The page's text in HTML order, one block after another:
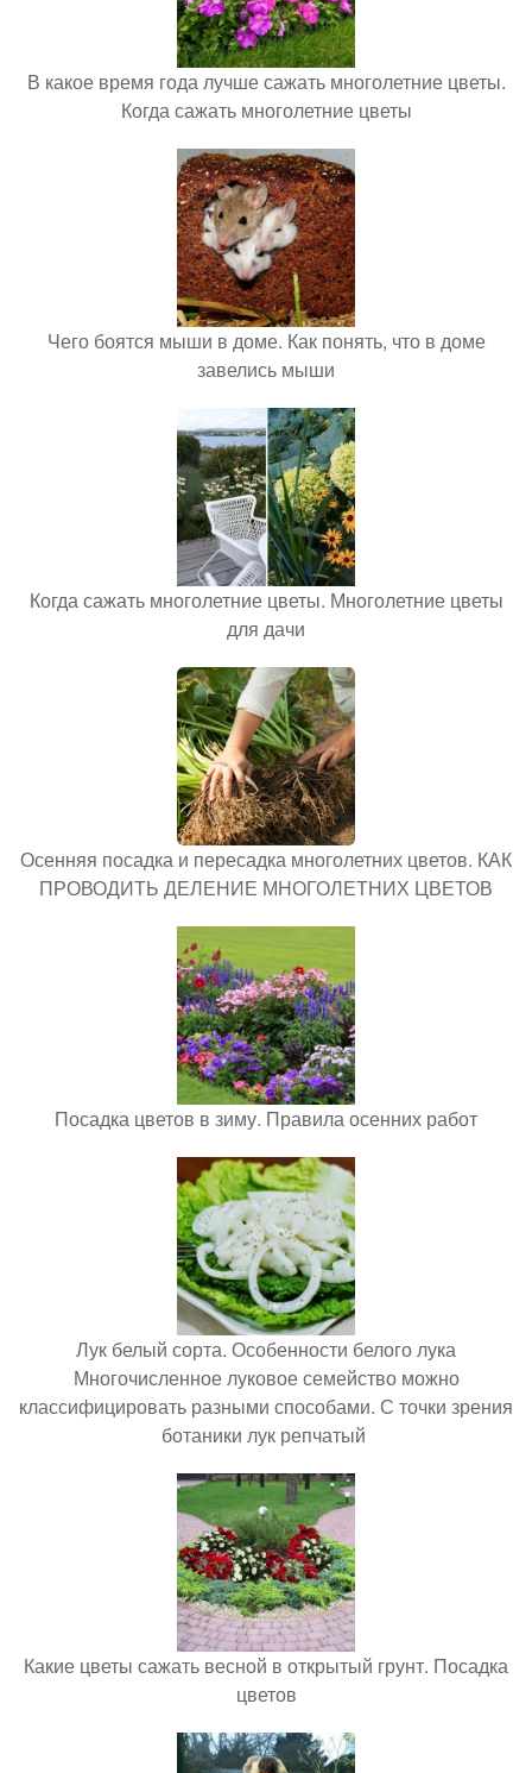
В какое время года лучше сажать многолетние цветы.
Когда сажать многолетние цветы
Чего боятся мыши в доме. Как понять, что в доме
завелись мыши
Когда сажать многолетние цветы. Многолетние цветы
для дачи
Осенняя посадка и пересадка многолетних цветов. КАК
ПРОВОДИТЬ ДЕЛЕНИЕ МНОГОЛЕТНИХ ЦВЕТОВ
Посадка цветов в зиму. Правила осенних работ
Лук белый сорта. Особенности белого лука
Многочисленное луковое семейство можно
классифицировать разными способами. С точки зрения
ботаники лук репчатый
Какие цветы сажать весной в открытый грунт. Посадка
цветов